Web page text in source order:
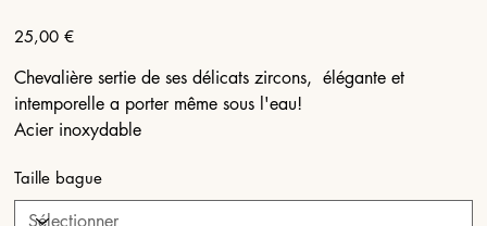
Prix
25,00 €
Chevalière sertie de ses délicats zircons, élégante et
intemporelle a porter même sous l'eau!
Acier inoxydable
Taille bague